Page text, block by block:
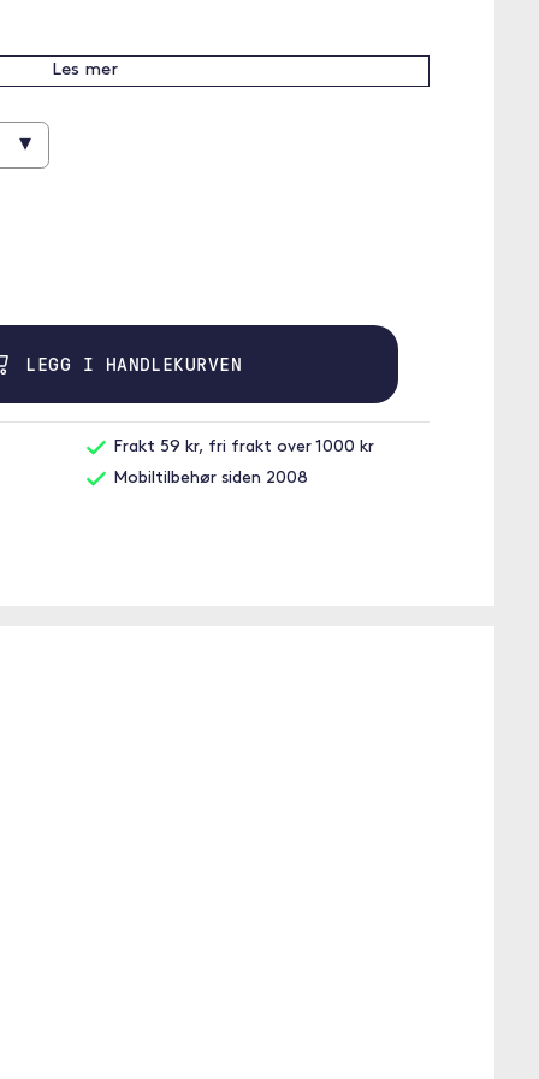
Les mer
▾
LEGG I HANDLEKURVEN
Frakt 59 kr, fri frakt over 1000 kr
Mobiltilbehør siden 2008